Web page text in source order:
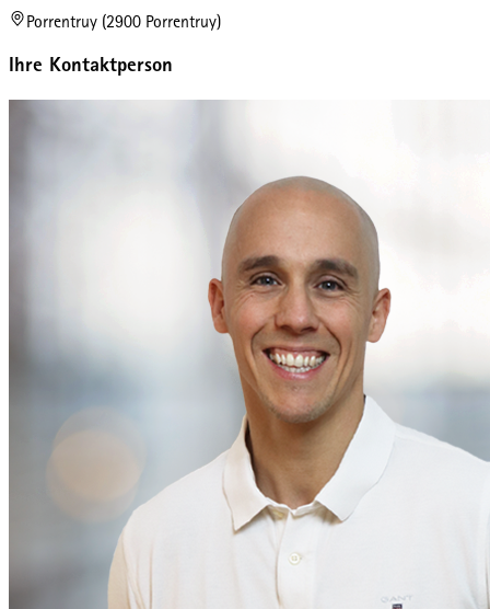
Porrentruy (2900 Porrentruy)
Ihre Kontaktperson